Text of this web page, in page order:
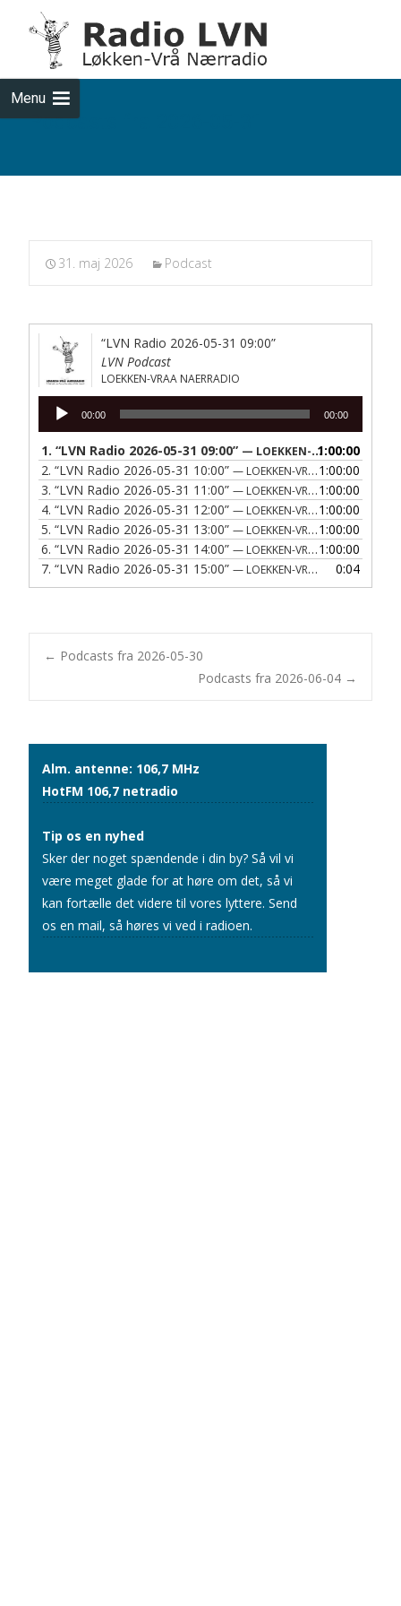
Menu
Podcasts fra 2026-05-31
31. maj 2026 Podcast
“LVN Radio 2026-05-31 09:00”
LVN Podcast
LOEKKEN-VRAA NAERRADIO
Lydafspiller
00:00 00:00
1. “LVN Radio 2026-05-31 09:00” — LOEKKEN-VRAA NAERRADIO 1:00:00
2. “LVN Radio 2026-05-31 10:00” — LOEKKEN-VRAA NAERRADIO
1:00:00
3. “LVN Radio 2026-05-31 11:00” — LOEKKEN-VRAA NAERRADIO
1:00:00
4. “LVN Radio 2026-05-31 12:00” — LOEKKEN-VRAA NAERRADIO
1:00:00
5. “LVN Radio 2026-05-31 13:00” — LOEKKEN-VRAA NAERRADIO
1:00:00
6. “LVN Radio 2026-05-31 14:00” — LOEKKEN-VRAA NAERRADIO
1:00:00
7. “LVN Radio 2026-05-31 15:00” — LOEKKEN-VRAA NAERRADIO 0:04
Post
← Podcasts fra 2026-05-30
Podcasts fra 2026-06-04 →
Alm. antenne: 106,7 MHz
HotFM 106,7 netradio
Tip os en nyhed
Sker der noget spændende i din by? Så vil vi
være meget glade for at høre om det, så vi
kan fortælle det videre til vores lyttere. Send
os en mail, så høres vi ved i radioen.